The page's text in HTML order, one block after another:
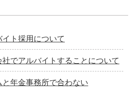
ト採用について
でアルバイトすることについて
年金事務所で合わない